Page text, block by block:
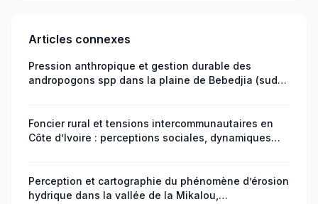
Articles connexes
Pression anthropique et gestion durable des
andropogons spp dans la plaine de Bebedjia (sud
Foncier rural et tensions intercommunautaires en
Côte d’Ivoire : perceptions sociales, dynamiques
Perception et cartographie du phénomène d’érosion
hydrique dans la vallée de la Mikalou,